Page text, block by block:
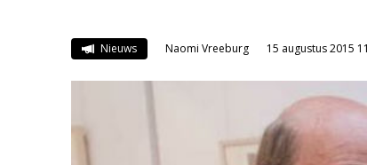
Nieuws Naomi Vreeburg 15 augustus 2015